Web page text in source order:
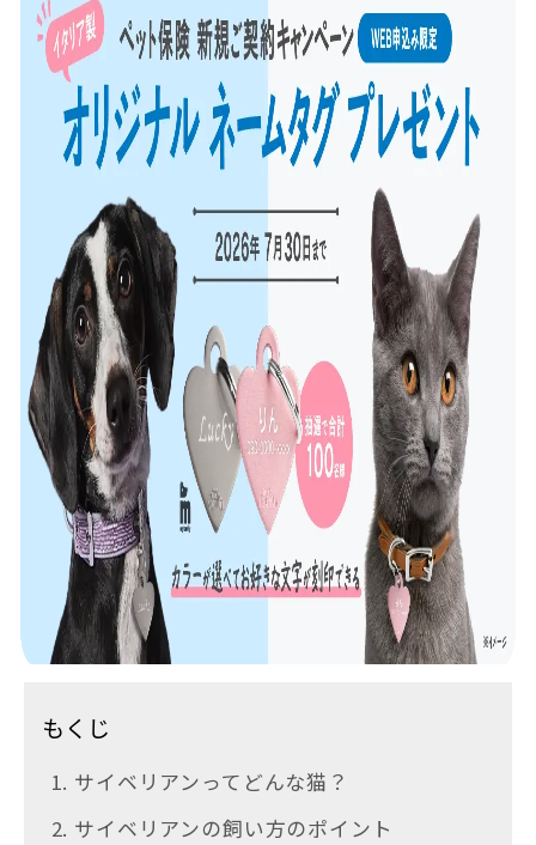
もくじ
1. サイベリアンってどんな猫？
2. サイベリアンの飼い方のポイント